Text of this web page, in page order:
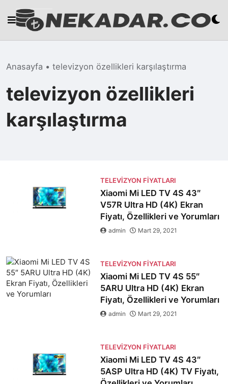
content
Anasayfa • televizyon özellikleri karşılaştırma
televizyon özellikleri
karşılaştırma
TELEVIZYON FIYATLARI
Xiaomi Mi LED TV 4S 43″
V57R Ultra HD (4K) Ekran
Fiyatı, Özellikleri ve Yorumları
admin Mart 29, 2021
TELEVIZYON FIYATLARI
Xiaomi Mi LED TV 4S 55″
5ARU Ultra HD (4K) Ekran
Fiyatı, Özellikleri ve Yorumları
admin Mart 29, 2021
TELEVIZYON FIYATLARI
Xiaomi Mi LED TV 4S 43″
5ASP Ultra HD (4K) TV Fiyatı,